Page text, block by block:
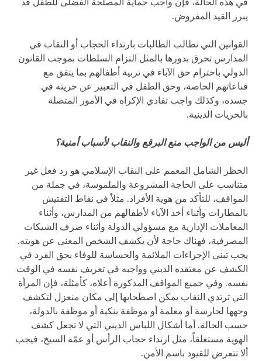
في هذه الحالة، فإن واجب حماية المصلحة الفضلى للطفل قد
يبرر القيد المفروض.
القوانين التي تطالب الطالبات بارتداء الحجاب أو النقاب في
المدارس تخرق بدورها بالمثل التزام السلطات بموجب القانون
الدولي باحترام حق الآباء في تربية أطفالهم بما يتفق مع
قناعاتهم الخاصة، وحق الطفل في التعبير عن حريته في
جسده، وكذلك واجب تفادي الإكراه في الأمور المتصلة
بالحريات الدينية.
أليس من الواجب منع البرقع والنقاب لأسباب أمنية؟
الحظر الشامل المعمم على النقاب الإسلامي هو رد فعل غير
متناسب على الحاجة المشروعة والملموسة، في جملة من
المواقف، للتأكد من هوية الأفراد. مثلاً في نقاط التفتيش
بالمطارات وأثناء أخذ الآباء لأطفالهم من المدارس، وأثناء
المعاملات الإدارية مع مسؤولي الدولة وأثناء صرف الشيكات
المصرفية، فهناك حاجة لأن يكشف الشخص المعني عن هويته.
يجب تبني الإجراءات الملائمة والحساسة للوفاء بحق الفرد في
الكشف عن معتقده الديني وواجبه في تعريف نفسه في الوقت
نفسه. وفي جميع المواقف المذكورة أعلاه، كأمثلة، فإن المرأة
التي ترتدي النقاب يمكن اصطحابها إلى مكان منعزل لتكشف
وجهها لحارسة أو معلمة أو موظفة بنكية أو موظفة بالدولة،
حسب الحالة. أما أشكال اللباس الديني التي لا تجعل كشف
الهوية مستغلقاً، مثل ارتداء حجاب الرأس أو عمّة السيخ، فيجب
ألا تتعرض للقيود باسم الأمن.